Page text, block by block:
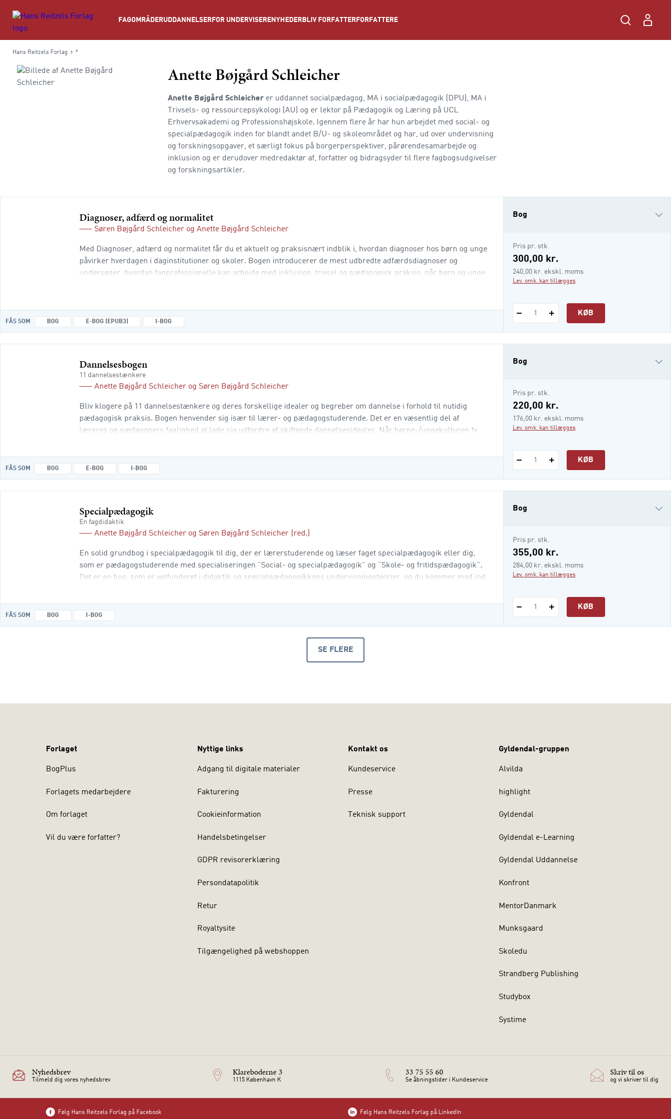
FAGOMRÅDERUDDANNELSER FOR UNDERVISERE NYHEDER BLIV FORFATTER FORFATTERE
Hans Reitzels Forlag *
Anette Bøjgård Schleicher
Anette Bøjgård Schleicher er uddannet socialpædagog, MA i socialpædagogik (DPU), MA i
Trivsels- og ressourcepsykologi (AU) og er lektor på Pædagogik og Læring på UCL
Erhvervsakademi og Professionshøjskole. Igennem flere år har hun arbejdet med social- og
specialpædagogik inden for blandt andet B/U- og skoleområdet og har, ud over undervisning
og forskningsopgaver, et særligt fokus på borgerperspektiver, pårørendesamarbejde og
inklusion og er derudover medredaktør af, forfatter og bidragsyder til flere fagbogsudgivelser
og forskningsartikler.
Diagnoser, adfærd og normalitet
Søren Bøjgård Schleicher og Anette Bøjgård Schleicher
Med Diagnoser, adfærd og normalitet får du et aktuelt og praksisnært indblik i, hvordan diagnoser hos børn og unge
påvirker hverdagen i daginstitutioner og skoler. Bogen introducerer de mest udbredte adfærdsdiagnoser og
undersøger, hvordan fagprofessionelle kan arbejde med inklusion, trivsel og pædagogisk praksis, når børn og unge
FÅS SOM BOG E-BOG (EPUB3) I-BOG
Bog
e-bog (epub3)
i-bog
Pris pr. stk.
300,00 kr.
240,00 kr. ekskl. moms
Lev. omk. kan tillægges
1 KØB
Dannelsesbogen
11 dannelsestænkere
Anette Bøjgård Schleicher og Søren Bøjgård Schleicher
Bliv klogere på 11 dannelsestænkere og deres forskellige idealer og begreber om dannelse i forhold til nutidig
pædagogisk praksis. Bogen henvender sig især til lærer- og pædagogstuderende. Det er en væsentlig del af
læreres og pædagogers faglighed at lade sig udfordre af skiftende dannelsesidealer. Når børne-/ungekulturen fx
FÅS SOM BOG E-BOG I-BOG
Bog
e-bog
i-bog
Pris pr. stk.
220,00 kr.
176,00 kr. ekskl. moms
Lev. omk. kan tillægges
1 KØB
Specialpædagogik
En fagdidaktik
Anette Bøjgård Schleicher og Søren Bøjgård Schleicher (red.)
En solid grundbog i specialpædagogik til dig, der er lærerstuderende og læser faget specialpædagogik eller dig,
som er pædagogstuderende med specialiseringen ”Social- og specialpædagogik” og ”Skole- og fritidspædagogik”.
Det er en bog, som er velfunderet i didaktik og specialpædagogikkens undervisningsteorier, og du kommer med ind
FÅS SOM BOG I-BOG
Bog
i-bog
Pris pr. stk.
355,00 kr.
284,00 kr. ekskl. moms
Lev. omk. kan tillægges
1 KØB
SE FLERE
Forlaget
BogPlus
Forlagets medarbejdere
Om forlaget
Vil du være forfatter?
Nyttige links
Adgang til digitale materialer
Fakturering
Cookieinformation
Handelsbetingelser
GDPR revisorerklæring
Persondatapolitik
Retur
Royaltysite
Tilgængelighed på webshoppen
Kontakt os
Kundeservice
Presse
Teknisk support
Gyldendal-gruppen
Alvilda
highlight
Gyldendal
Gyldendal e-Learning
Gyldendal Uddannelse
Konfront
MentorDanmark
Munksgaard
Skoledu
Strandberg Publishing
Studybox
Systime
Nyhedsbrev
Tilmeld dig vores nyhedsbrev
Klareboderne 3
1115 København K
33 75 55 60
Se åbningstider i Kundeservice
Skriv til os
og vi skriver til dig
Følg Hans Reitzels Forlag på Facebook Følg Hans Reitzels Forlag på LinkedIn